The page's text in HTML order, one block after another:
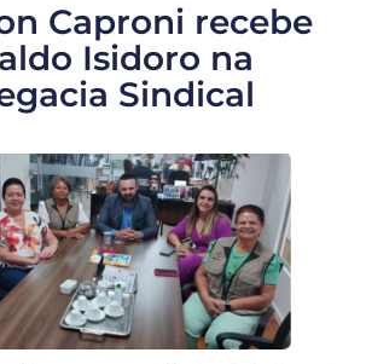
Caproni recebe
Isidoro na
Sindical